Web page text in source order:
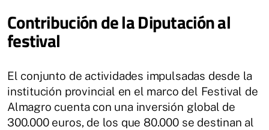
Contribución de la Diputación al
festival
El conjunto de actividades impulsadas desde la
institución provincial en el marco del Festival de
Almagro cuenta con una inversión global de
300.000 euros, de los que 80.000 se destinan al